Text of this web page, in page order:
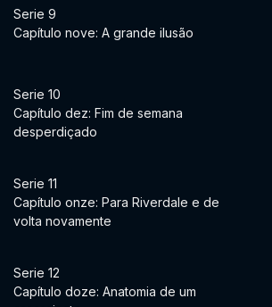
Serie 9
Capítulo nove: A grande ilusão
Serie 10
Capítulo dez: Fim de semana
desperdiçado
Serie 11
Capítulo onze: Para Riverdale e de
volta novamente
Serie 12
Capítulo doze: Anatomia de um